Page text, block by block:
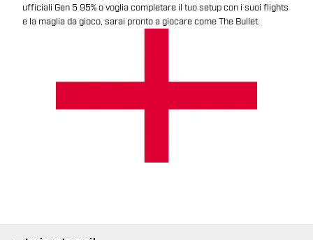
ufficiali Gen 5 95% o voglia completare il tuo setup con i suoi flights
e la maglia da gioco, sarai pronto a giocare come The Bullet.